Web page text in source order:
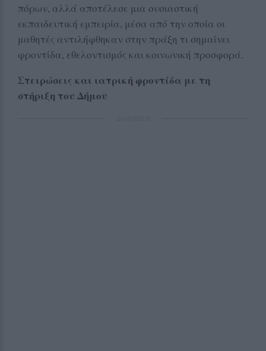
πόρων, αλλά αποτέλεσε μια ουσιαστική
εκπαιδευτική εμπειρία, μέσα από την οποία οι
μαθητές αντιλήφθηκαν στην πράξη τι σημαίνει
φροντίδα, εθελοντισμός και κοινωνική προσφορά.
Στειρώσεις και ιατρική φροντίδα με τη
στήριξη του Δήμου